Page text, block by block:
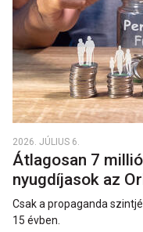
2026. JÚLIUS 6.
Átlagosan 7
nyugdíjasok az
Csak a propaganda
15 évben.